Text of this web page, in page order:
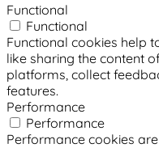
Functional
Functional
Functional cookies help
like sharing the content
platforms, collect
features.
Performance
Performance
Performance cookies